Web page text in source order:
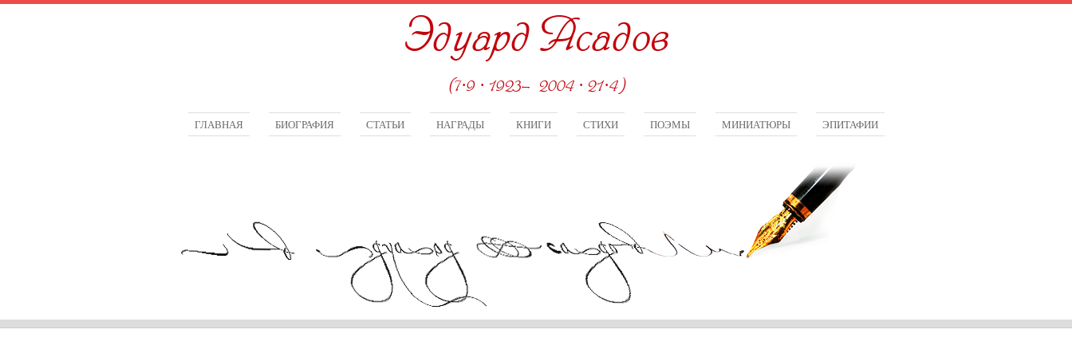
Эдуард Асадов
(7·9 · 1923—2004 · 21·4)
ГЛАВНАЯ БИОГРАФИЯ СТАТЬИ НАГРАДЫ КНИГИ СТИХИ ПОЭМЫ МИНИАТЮРЫ ЭПИТАФИИ